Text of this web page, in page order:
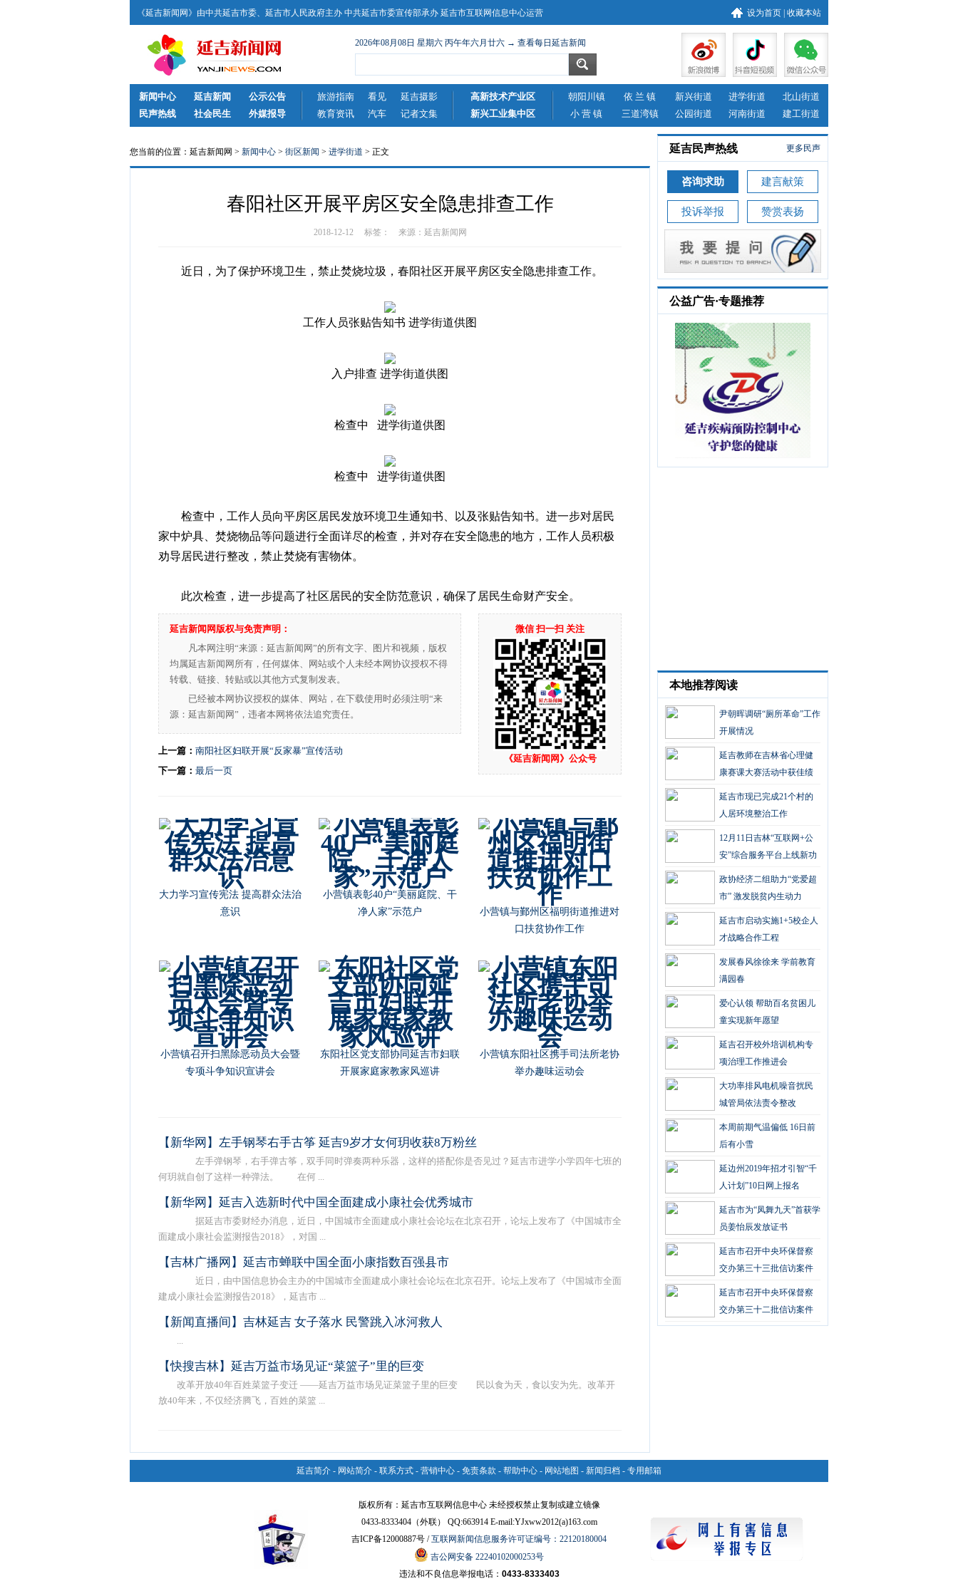
设为首页 收藏本站
《延吉新闻网》由中共延吉市委、延吉市人民政府主办 中共延吉市委宣传部承办 延吉市互联网信息中心运营
2026年08月08日 星期六 丙午年六月廿六 → 查看每日延吉新闻
新闻中心 延吉新闻 公示公告 旅游指南 看见 延吉摄影 高新技术产业区 朝阳川镇 依 兰 镇 新兴街道 进学街道
北山街道
民声热线
社会民生 外媒报导 教育资讯 汽车 记者文集 新兴工业集中区 小 营 镇 三道湾镇 公园街道 河南街道 建工街道
您当前的位置：延吉新闻网 > 新闻中心 > 街区新闻 > 进学街道 > 正文
春阳社区开展平房区安全隐患排查工作
2018-12-12 标签： 来源： 延吉新闻网
近日，为了保护环境卫生，禁止焚烧垃圾，春阳社区开展平房区安全隐患排查工作。
工作人员张贴告知书 进学街道供图
入户排查 进学街道供图
检查中 进学街道供图
检查中 进学街道供图
检查中，工作人员向平房区居民发放环境卫生通知书、以及张贴告知书。进一步对居民
家中炉具、焚烧物品等问题进行全面详尽的检查，并对存在安全隐患的地方，工作人员积极
劝导居民进行整改，禁止焚烧有害物体。
此次检查，进一步提高了社区居民的安全防范意识，确保了居民生命财产安全。
微信 扫一扫 关注
《延吉新闻网》公众号
延吉新闻网版权与免责声明：
凡本网注明“来源：延吉新闻网”的所有文字、图片和视频，版权
均属延吉新闻网所有，任何媒体、网站或个人未经本网协议授权不得
转载、链接、转贴或以其他方式复制发表。
已经被本网协议授权的媒体、网站，在下载使用时必须注明“来
源：延吉新闻网”，违者本网将依法追究责任。
上一篇： 南阳社区妇联开展“反家暴”宣传活动
下一篇： 最后一页
大力学习宣传宪法 提高群众法治
意识
小营镇表彰40户“美丽庭院、干
净人家”示范户
小营镇与鄞州区福明街道推进对
口扶贫协作工作
小营镇召开扫黑除恶动员大会暨
专项斗争知识宣讲会
东阳社区党支部协同延吉市妇联
开展家庭家教家风巡讲
小营镇东阳社区携手司法所老协
举办趣味运动会
【新华网】左手钢琴右手古筝 延吉9岁才女何玥收获8万粉丝
左手弹钢琴，右手弹古筝，双手同时弹奏两种乐器，这样的搭配你是否见过？延吉市进学小学四年七班的
何玥就自创了这样一种弹法。 在何 ...
【新华网】延吉入选新时代中国全面建成小康社会优秀城市
据延吉市委财经办消息，近日，中国城市全面建成小康社会论坛在北京召开，论坛上发布了《中国城市全
面建成小康社会监测报告2018》，对国 ...
【吉林广播网】延吉市蝉联中国全面小康指数百强县市
近日，由中国信息协会主办的中国城市全面建成小康社会论坛在北京召开。论坛上发布了《中国城市全面
建成小康社会监测报告2018》，延吉市 ...
【新闻直播间】吉林延吉 女子落水 民警跳入冰河救人
...
【快搜吉林】延吉万益市场见证“菜篮子”里的巨变
改革开放40年百姓菜篮子变迁 ——延吉万益市场见证菜篮子里的巨变 民以食为天，食以安为先。改革开
放40年来，不仅经济腾飞，百姓的菜篮 ...
更多民声
延吉民声热线
咨询求助 建言献策
投诉举报 赞赏表扬
公益广告·专题推荐
本地推荐阅读
尹朝晖调研“厕所革命”工作
开展情况
延吉教师在吉林省心理健
康赛课大赛活动中获佳绩
延吉市现已完成21个村的
人居环境整治工作
12月11日吉林“互联网+公
安”综合服务平台上线新功
能了！！
政协经济二组助力“党爱超
市” 激发脱贫内生动力
延吉市启动实施1+5校企人
才战略合作工程
发展春风徐徐来 学前教育
满园春
爱心认领 帮助百名贫困儿
童实现新年愿望
延吉召开校外培训机构专
项治理工作推进会
大功率排风电机噪音扰民
城管局依法责令整改
本周前期气温偏低 16日前
后有小雪
延边州2019年招才引智“千
人计划”10日网上报名
延吉市为“凤舞九天”首获学
员姜怡辰发放证书
延吉市召开中央环保督察
交办第三十三批信访案件
审核会
延吉市召开中央环保督察
交办第三十二批信访案件
审核会
延吉简介 - 网站简介 - 联系方式 - 营销中心 - 免责条款 - 帮助中心 - 网站地图 - 新闻归档 - 专用邮箱
版权所有：延吉市互联网信息中心 未经授权禁止复制或建立镜像
0433-8333404（外联） QQ:663914 E-mail:YJxww2012(a)163.com
吉ICP备12000887号 /互联网新闻信息服务许可证编号：22120180004
吉公网安备 22240102000253号
违法和不良信息举报电话： 0433-8333403